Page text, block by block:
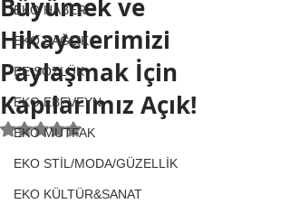
EKO HABER
EKO SAĞLIK
EE SÖZLÜK
EKO EBEVEYN
EKO MUTFAK
EKO STİL/MODA/GÜZELLİK
EKO KÜLTÜR&SANAT
Büyümek ve
Hikayelerimizi
Paylaşmak İçin
Kapılarımız Açık!
5 üzerinden NaN yıldız